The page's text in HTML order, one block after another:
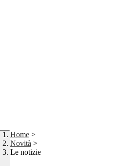
Home >
Novità >
Le notizie